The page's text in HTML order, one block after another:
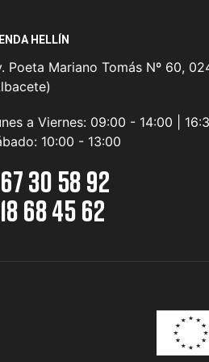
HELLÍN
Poeta Mariano Tomás Nº 60,
a Viernes: 09:00 - 14:00 |
10:00 - 13:00
30 58 92
68 45 62